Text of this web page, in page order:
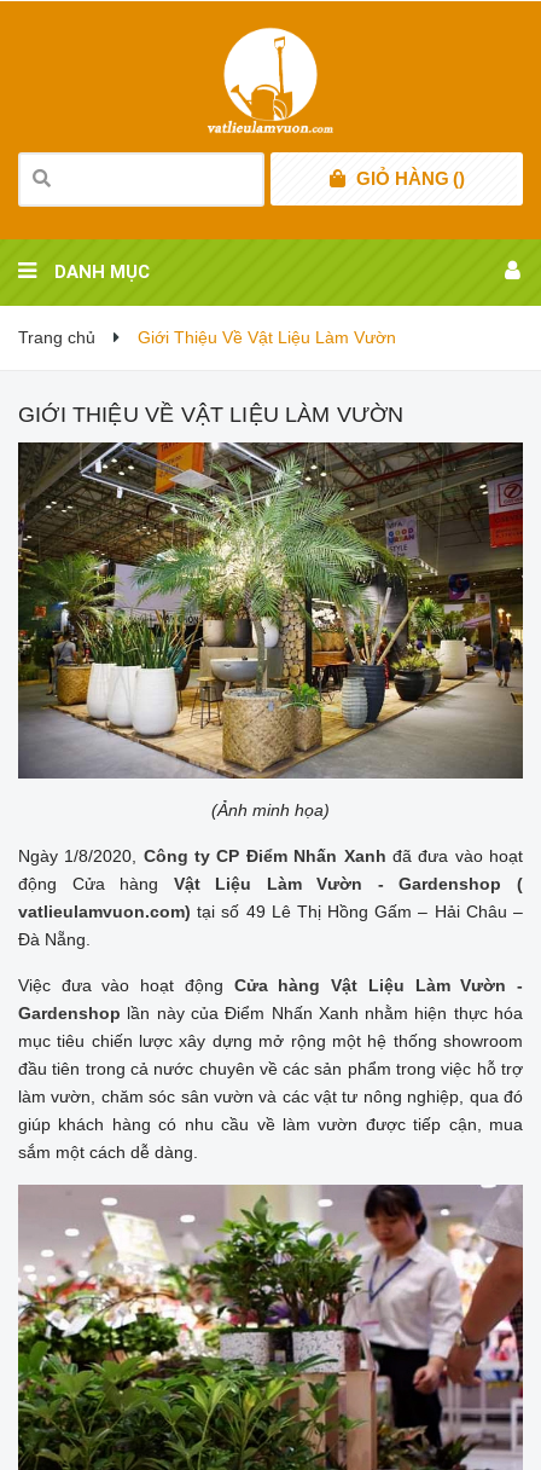
GIỎ HÀNG ()
DANH MỤC
Trang chủ Giới Thiệu Về Vật Liệu Làm Vườn
GIỚI THIỆU VỀ VẬT LIỆU LÀM VƯỜN
(Ảnh minh họa)
Ngày 1/8/2020, Công ty CP Điểm Nhấn Xanh đã đưa vào hoạt
động Cửa hàng Vật Liệu Làm Vườn - Gardenshop (
vatlieulamvuon.com) tại số 49 Lê Thị Hồng Gấm – Hải Châu –
Đà Nẵng.
Việc đưa vào hoạt động Cửa hàngVật Liệu Làm Vườn -
Gardenshop lần này của Điểm Nhấn Xanh nhằm hiện thực hóa
mục tiêu chiến lược xây dựng mở rộng một hệ thống showroom
đầu tiên trong cả nước chuyên về các sản phẩm trong việc hỗ trợ
làm vườn, chăm sóc sân vườn và các vật tư nông nghiệp, qua đó
giúp khách hàng có nhu cầu về làm vườn được tiếp cận, mua
sắm một cách dễ dàng.